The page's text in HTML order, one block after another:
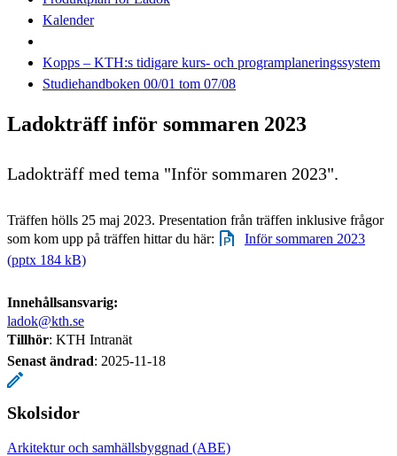
Kalender
Kopps – KTH:s tidigare kurs- och programplaneringssystem
Studiehandboken 00/01 tom 07/08
Ladokträff inför sommaren 2023
Ladokträff med tema "Inför sommaren 2023".
Träffen hölls 25 maj 2023. Presentation från träffen inklusive frågor
som kom upp på träffen hittar du här:
Inför sommaren 2023
(pptx 184 kB)
Innehållsansvarig:
ladok@kth.se
Tillhör: KTH Intranät
Senast ändrad: 2025-11-18
Skolsidor
Arkitektur och samhällsbyggnad (ABE)